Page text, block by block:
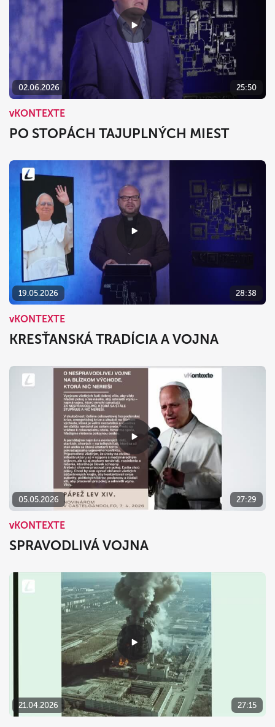
02.06.2026 25:50
vKONTEXTE
PO STOPÁCH TAJUPLNÝCH MIEST
19.05.2026 28:38
vKONTEXTE
KRESŤANSKÁ TRADÍCIA A VOJNA
05.05.2026 27:29
vKONTEXTE
SPRAVODLIVÁ VOJNA
21.04.2026 27:15